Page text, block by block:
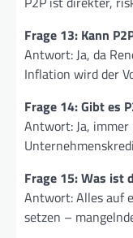
Frage 13: Kann
Antwort: Ja, da
Inflation wird der
Frage 14: Gibt es
Antwort: Ja,
Frage 15: Was ist
Antwort: Alles auf
setzen –